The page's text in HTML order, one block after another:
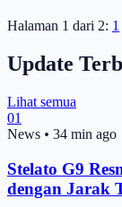
Halaman 1 dari 2: 1
Update
Lihat semua
01
News • 34 min ago
Stelato G9
dengan Jarak